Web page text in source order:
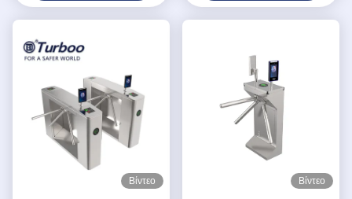
Βίντεο Βίντεο